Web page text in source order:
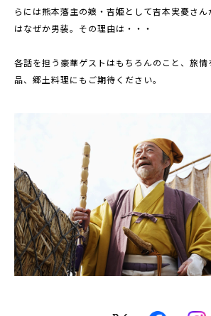
らには熊本藩主の娘・吉姫として吉本実憂さ
はなぜか男装。その理由は・・・
各話を担う豪華ゲストはもちろんのこと、旅
品、郷土料理にもご期待ください。